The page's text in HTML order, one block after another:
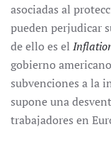
asociadas al
pueden perjudicar
de ello es el
gobierno
subvenciones a la
supone una
trabajadores en